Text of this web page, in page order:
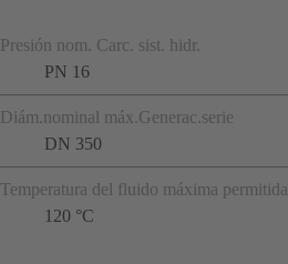
Presión nom. Carc. sist. hidr.
PN 16
Diám.nominal máx.Generac.serie
DN 350
Temperatura del fluido máxima permitida
120 °C